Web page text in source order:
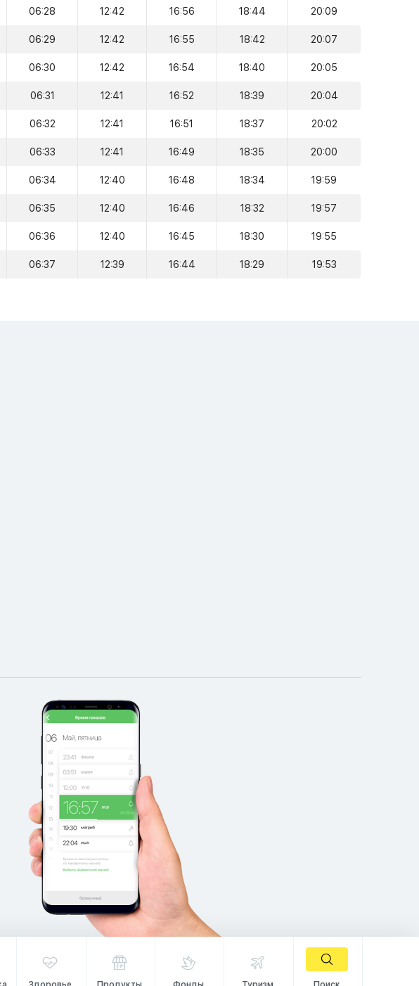
06:28 12:42 16:56 18:44 20:09
06:29 12:42 16:55 18:42 20:07
06:30 12:42 16:54 18:40 20:05
06:31 12:41 16:52 18:39 20:04
06:32 12:41 16:51 18:37 20:02
06:33 12:41 16:49 18:35 20:00
06:34 12:40 16:48 18:34 19:59
06:35 12:40 16:46 18:32 19:57
06:36 12:40 16:45 18:30 19:55
06:37 12:39 16:44 18:29 19:53